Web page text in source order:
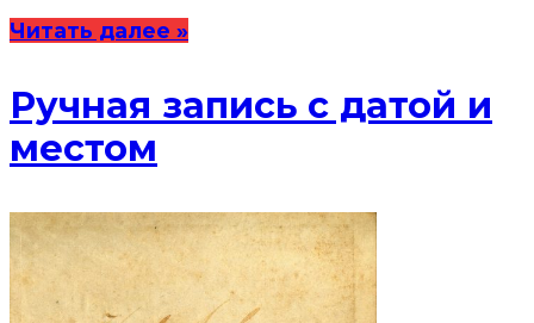
Читать далее »
Ручная запись с датой и
местом